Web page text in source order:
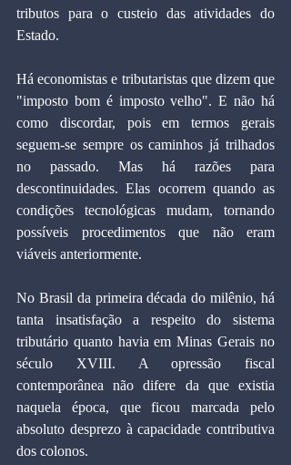
tributos para o custeio das atividades do
Estado.
Há economistas e tributaristas que dizem que
"imposto bom é imposto velho". E não há
como discordar, pois em termos gerais
seguem-se sempre os caminhos já trilhados
no passado. Mas há razões para
descontinuidades. Elas ocorrem quando as
condições tecnológicas mudam, tornando
possíveis procedimentos que não eram
viáveis anteriormente.
No Brasil da primeira década do milênio, há
tanta insatisfação a respeito do sistema
tributário quanto havia em Minas Gerais no
século XVIII. A opressão fiscal
contemporânea não difere da que existia
naquela época, que ficou marcada pelo
absoluto desprezo à capacidade contributiva
dos colonos.